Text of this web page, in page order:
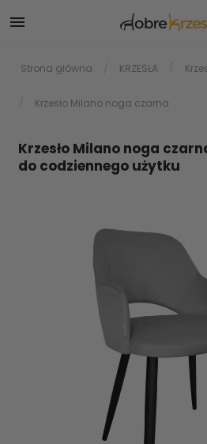

Strona główna KRZESŁA
Krzesło Milano noga czarna
Krzesło Milano noga
do codziennego użytku